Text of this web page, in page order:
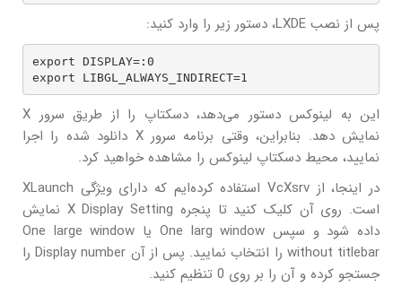
پس از نصب LXDE، دستور زیر را وارد کنید:
export DISPLAY=:0
export LIBGL_ALWAYS_INDIRECT=1
این به لینوکس دستور می‌دهد، دسکتاپ را از طریق سرور X
نمایش دهد. بنابراین، وقتی برنامه سرور X دانلود شده را اجرا
نمایید، محیط دسکتاپ لینوکس را مشاهده خواهید کرد.
در اینجا، از VcXsrv استفاده کرده‌ایم که دارای ویژگی XLaunch
است. روی آن کلیک کنید تا پنجره X Display Setting نمایش
داده شود و سپس One larg window یا One large window
without titlebar را انتخاب نمایید. پس از آن Display number را
جستجو کرده و آن را بر روی 0 تنظیم کنید.